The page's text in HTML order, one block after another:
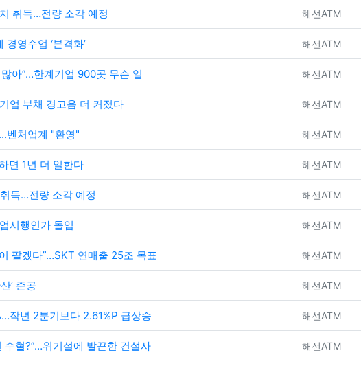
취득…전량 소각 예정 등록자
해선ATM
영수업 ‘본격화’ 등록자
해선ATM
아”…한계기업 900곳 무슨 일 등록자
해선ATM
업 부채 경고음 더 커졌다 등록자
해선ATM
벤처업계 "환영" 등록자
해선ATM
면 1년 더 일한다 등록자
해선ATM
득…전량 소각 예정 등록자
해선ATM
시행인가 돌입 등록자
해선ATM
팔겠다”…SKT 연매출 25조 목표 등록자
해선ATM
’ 준공 등록자
해선ATM
작년 2분기보다 2.61%P 급상승 등록자
해선ATM
혈?”…위기설에 발끈한 건설사 등록자
해선ATM